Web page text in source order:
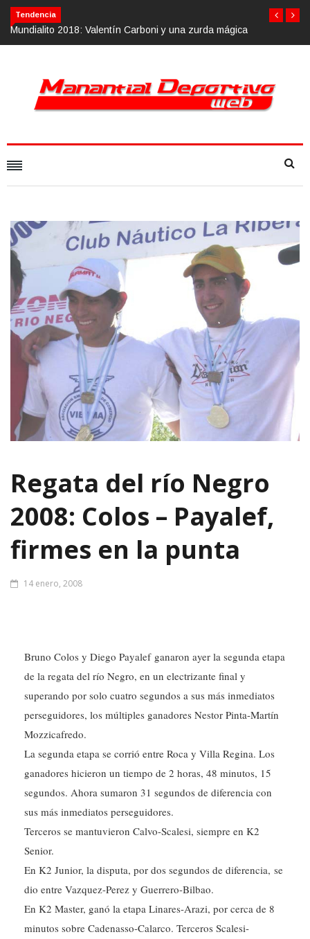
Tendencia
Valentín Carboni y una zurda mágicaCalvario Race 2018, 10 de
Regata del río Negro
2008: Colos – Payalef,
firmes en la punta
14 enero, 2008
Bruno Colos y Diego Payalef ganaron ayer la segunda etapa
de la regata del río Negro, en un electrizante final y
superando por solo cuatro segundos a sus más inmediatos
perseguidores, los múltiples ganadores Nestor Pinta-Martín
Mozzicafredo.
La segunda etapa se corrió entre Roca y Villa Regina. Los
ganadores hicieron un tiempo de 2 horas, 48 minutos, 15
segundos. Ahora sumaron 31 segundos de diferencia con
sus más inmediatos perseguidores.
Terceros se mantuvieron Calvo-Scalesi, siempre en K2
Senior.
En K2 Junior, la disputa, por dos segundos de diferencia, se
dio entre Vazquez-Perez y Guerrero-Bilbao.
En K2 Master, ganó la etapa Linares-Arazi, por cerca de 8
minutos sobre Cadenasso-Calarco. Terceros Scalesi-